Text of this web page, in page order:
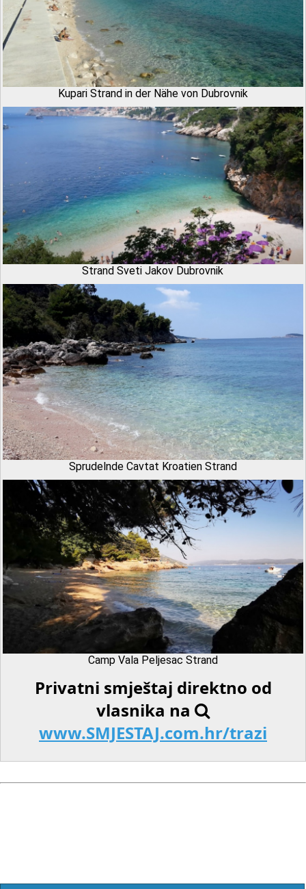
Kupari Strand in der Nähe von Dubrovnik
Strand Sveti Jakov Dubrovnik
Sprudelnde Cavtat Kroatien Strand
Camp Vala Peljesac Strand
Privatni smještaj direktno od
vlasnika na
www.SMJESTAJ.com.hr/trazi